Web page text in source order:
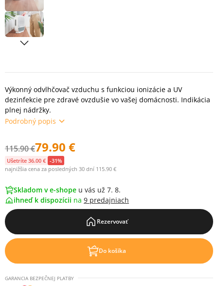
Výkonný odvlhčovač vzduchu s funkciou ionizácie a UV
dezinfekcie pre zdravé ovzdušie vo vašej domácnosti. Indikácia
plnej nádržky.
Podrobný popis
115.90 €79.90 €
Ušetríte 36.00 € -31%
najnižšia cena za posledných 30 dní 115.90 €
Skladom v e-shope u vás už 7. 8.
ihneď k dispozícii na 9 predajniach
Rezervovať
Do košíka
GARANCIA BEZPEČNEJ PLATBY